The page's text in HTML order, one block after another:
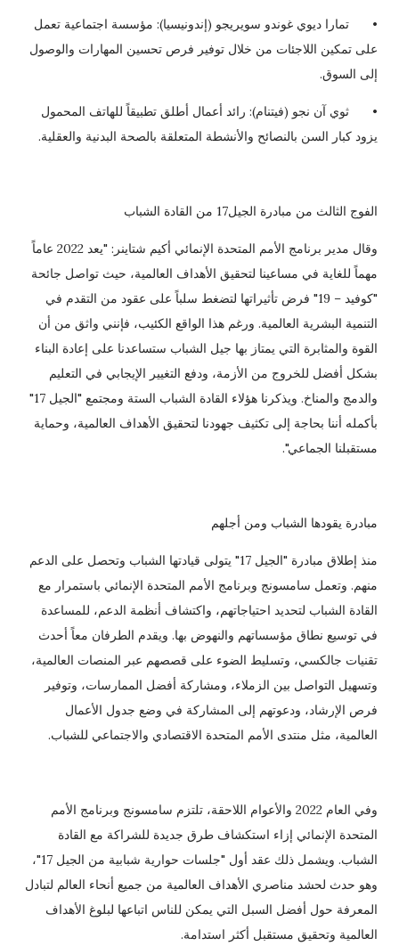
•
تمارا ديوي غوندو سويريجو (إندونيسيا): مؤسسة اجتماعية تعمل
على تمكين اللاجئات من خلال توفير فرص تحسين المهارات والوصول
إلى السوق.
•
ثوي آن نجو (فيتنام): رائد أعمال أطلق تطبيقاً للهاتف المحمول
يزود كبار السن بالنصائح والأنشطة المتعلقة بالصحة البدنية والعقلية.
الفوج الثالث من مبادرة الجيل17 من القادة الشباب
وقال مدير برنامج الأمم المتحدة الإنمائي أكيم شتاينر: "يعد 2022 عاماً
مهماً للغاية في مساعينا لتحقيق الأهداف العالمية، حيث تواصل جائحة
"كوفيد – 19" فرض تأثيراتها لتضغط سلباً على عقود من التقدم في
التنمية البشرية العالمية. ورغم هذا الواقع الكئيب، فإنني واثق من أن
القوة والمثابرة التي يمتاز بها جيل الشباب ستساعدنا على إعادة البناء
بشكل أفضل للخروج من الأزمة، ودفع التغيير الإيجابي في التعليم
والدمج والمناخ. ويذكرنا هؤلاء القادة الشباب الستة ومجتمع "الجيل 17"
بأكمله أننا بحاجة إلى تكثيف جهودنا لتحقيق الأهداف العالمية، وحماية
مستقبلنا الجماعي".
مبادرة يقودها الشباب ومن أجلهم
منذ إطلاق مبادرة "الجيل 17" يتولى قيادتها الشباب وتحصل على الدعم
منهم. وتعمل سامسونج وبرنامج الأمم المتحدة الإنمائي باستمرار مع
القادة الشباب لتحديد احتياجاتهم، واكتشاف أنظمة الدعم، للمساعدة
في توسيع نطاق مؤسساتهم والنهوض بها. ويقدم الطرفان معاً أحدث
تقنيات جالكسي، وتسليط الضوء على قصصهم عبر المنصات العالمية،
وتسهيل التواصل بين الزملاء، ومشاركة أفضل الممارسات، وتوفير
فرص الإرشاد، ودعوتهم إلى المشاركة في وضع جدول الأعمال
العالمية، مثل منتدى الأمم المتحدة الاقتصادي والاجتماعي للشباب.
وفي العام 2022 والأعوام اللاحقة، تلتزم سامسونج وبرنامج الأمم
المتحدة الإنمائي إزاء استكشاف طرق جديدة للشراكة مع القادة
الشباب. ويشمل ذلك عقد أول "جلسات حوارية شبابية من الجيل 17"،
وهو حدث لحشد مناصري الأهداف العالمية من جميع أنحاء العالم لتبادل
المعرفة حول أفضل السبل التي يمكن للناس اتباعها لبلوغ الأهداف
العالمية وتحقيق مستقبل أكثر استدامة.